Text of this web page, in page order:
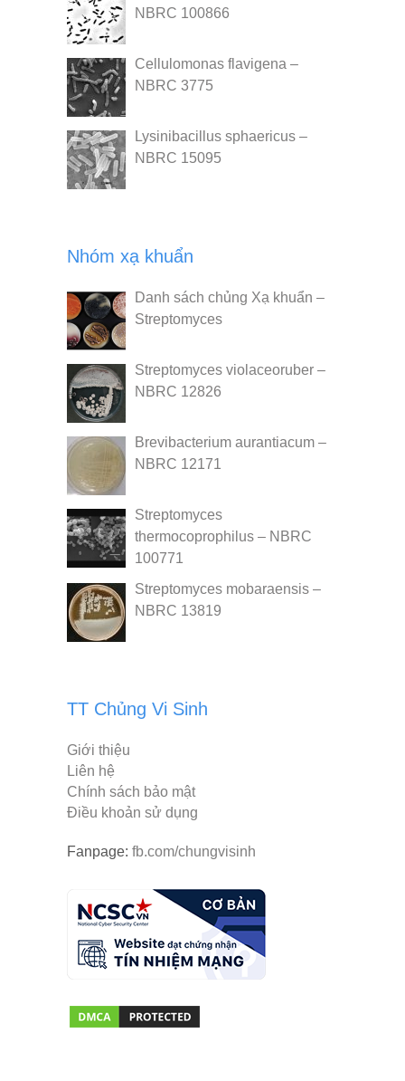
NBRC 100866
Cellulomonas flavigena –
NBRC 3775
Lysinibacillus sphaericus –
NBRC 15095
Nhóm xạ khuẩn
Danh sách chủng Xạ khuẩn –
Streptomyces
Streptomyces violaceoruber –
NBRC 12826
Brevibacterium aurantiacum –
NBRC 12171
Streptomyces
thermocoprophilus – NBRC
100771
Streptomyces mobaraensis –
NBRC 13819
TT Chủng Vi Sinh
Giới thiệu
Liên hệ
Chính sách bảo mật
Điều khoản sử dụng
Fanpage: fb.com/chungvisinh